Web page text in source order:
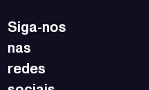
Siga-nos
nas
redes